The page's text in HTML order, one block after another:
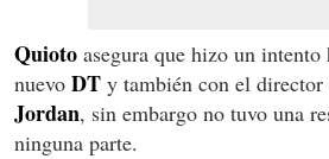
Quioto asegura que hizo un
nuevo DT y también con el
Jordan, sin embargo no tuvo una
ninguna parte.